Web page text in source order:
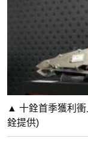
▲ 十銓首季獲利
銓提供)